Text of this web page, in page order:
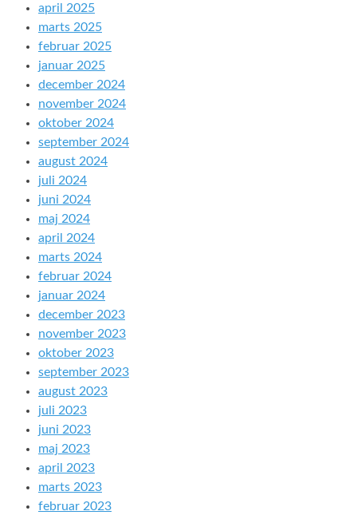
april 2025
marts 2025
februar 2025
januar 2025
december 2024
november 2024
oktober 2024
september 2024
august 2024
juli 2024
juni 2024
maj 2024
april 2024
marts 2024
februar 2024
januar 2024
december 2023
november 2023
oktober 2023
september 2023
august 2023
juli 2023
juni 2023
maj 2023
april 2023
marts 2023
februar 2023